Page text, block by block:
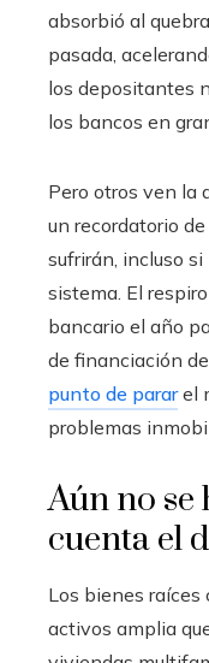
absorbió al
pasada,
los depositantes
los bancos en
Pero otros ven la
un recordatorio
sufrirán, incluso
sistema. El
bancario el año
de financiación
punto de pararel
problemas
Aún no se
cuenta el
Los bienes raíces
activos amplia